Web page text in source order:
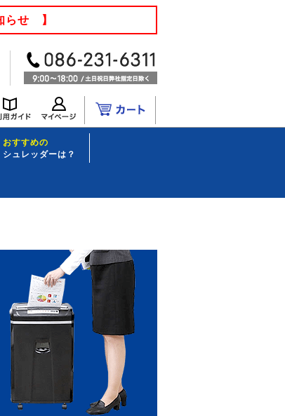
らせ 】
おすすめの
シュレッダーは？